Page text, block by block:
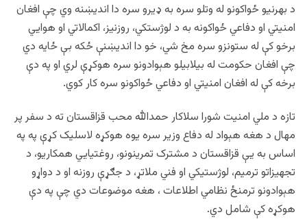
د بهرنیو ځواکونو له وتلو سره به ډيرو سره دا انديښنه وي چې افغان
امنیتي او دفاعي ځواکونه به د لوژستکي، روزنیز، اکمالاتي او هوايي
برخو کې له ستونزو سره مخ شي، خو دا اندیښنې ځکه بې ځایه دي
چې افغان حکومت له بیلابیلو هېوادونو سره هوکړې لري او په دې
برخه کې له افغان امنیتي او دفاعي ځواکونو سره کار کوي.
تازه د ملي امنیت شورا سلاکار حمدالله محب قزاقستان ته د سفر پر
مهال د هغه هېواد له دفاع وزیر سره یوه هوکړه لاسلیک کړې په په
اساس به یې قزاقستان د مشترک تمرینونو، روغتیایي همکاریو، د
تجهیزاتو ترمیم، لوژستیکي او فني ملاتړ، د جګړې روزنه او د دواړو
هېوادونو ترمنځ نظامي اطلاعات ، هغه موضوعات دي چې په دې
هوکړه کې شامل دي.